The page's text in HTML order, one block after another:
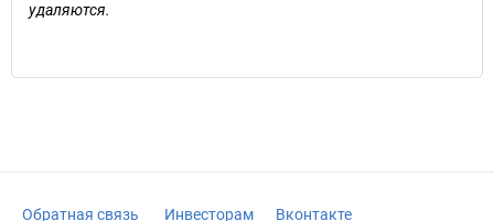
удаляются.
Обратная связь Инвесторам Вконтакте